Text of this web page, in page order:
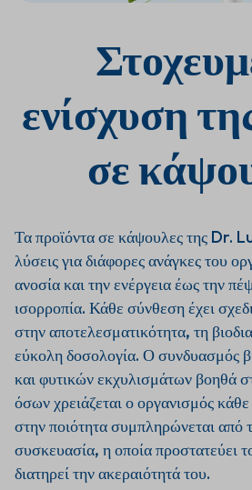
της
σε
Τα
Lucullus
διάφορες
από την
έως την
ισορροπία.
δοσολογία.
βιταμινών,
ενίσχυση
σε
Τα προϊόντα σε κάψουλες της Dr.
λύσεις για διάφορες ανάγκες του
ανοσία και την ενέργεια έως την
ισορροπία. Κάθε σύνθεση έχει
στην αποτελεσματικότητα, τη
εύκολη δοσολογία. Ο συνδυασμός
και φυτικών εκχυλισμάτων βοηθά
όσων χρειάζεται ο οργανισμός
στην ποιότητα συμπληρώνεται από
συσκευασία, η οποία προστατεύει
διατηρεί την ακεραιότητά του.